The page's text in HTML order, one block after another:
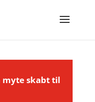
myte skabt til